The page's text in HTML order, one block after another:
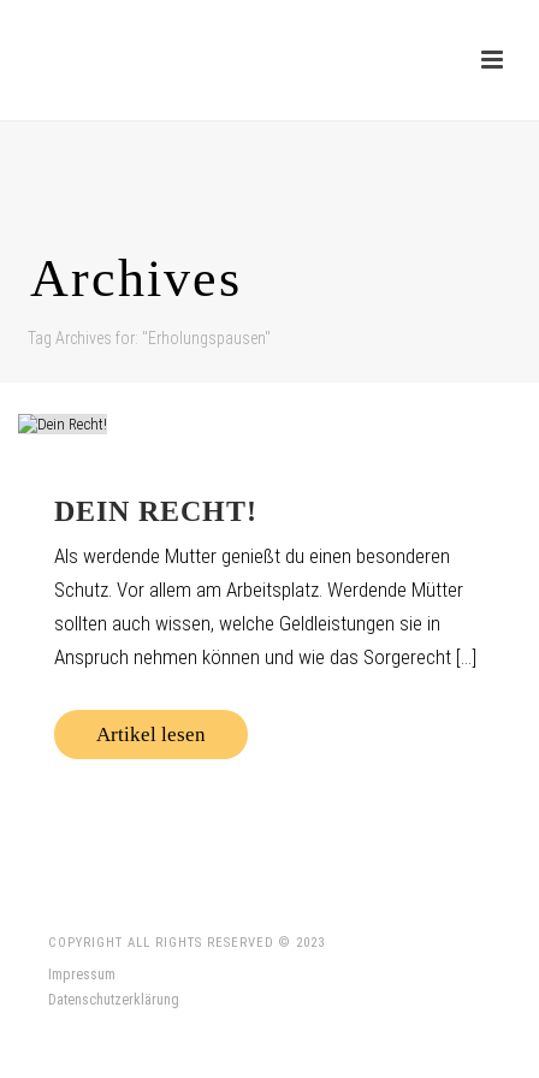
Archives
Tag Archives for: "Erholungspausen"
DEIN RECHT!
Als werdende Mutter genießt du einen besonderen
Schutz. Vor allem am Arbeitsplatz. Werdende Mütter
sollten auch wissen, welche Geldleistungen sie in
Anspruch nehmen können und wie das Sorgerecht [...]
Artikel lesen
COPYRIGHT ALL RIGHTS RESERVED © 2023
Impressum
Datenschutzerklärung